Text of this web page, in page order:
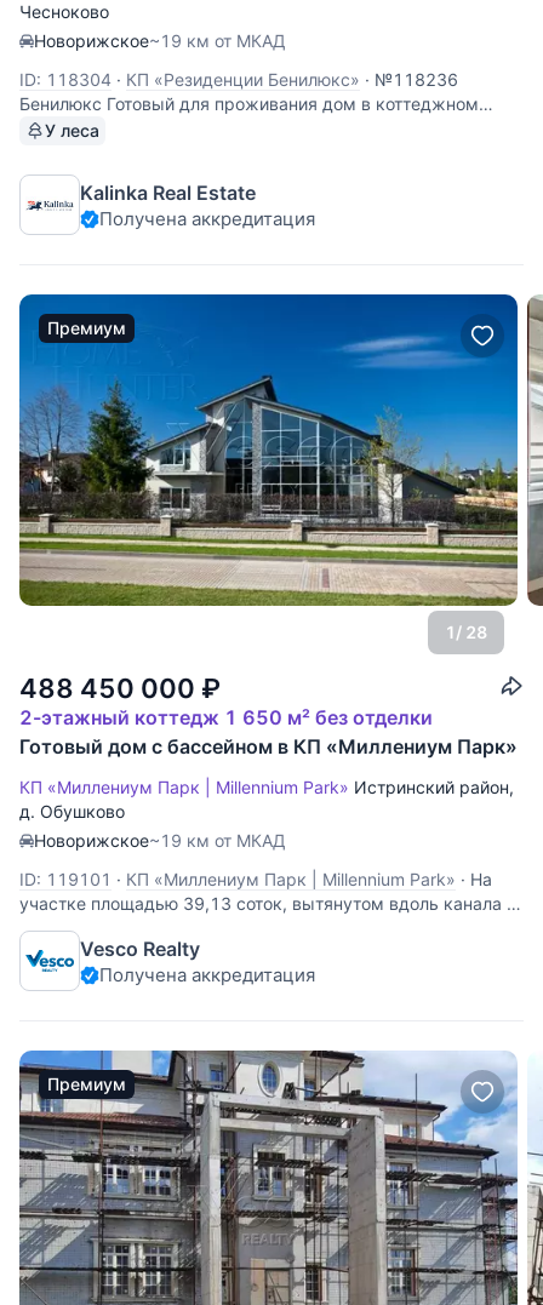
Чесноково
Новорижское~19 км от МКАД
ID: 118304 · КП «Резиденции Бенилюкс» · №118236
Бенилюкс Готовый для проживания дом в коттеджном
поселке "Бенилюкс". Планировка: Цоколь: бильярдная,
постирочная, кладовая, котельная, сушильная комната; 1
этаж: холл, с/у, спальня с с/у,
У леса
Kalinka Real Estate
Получена аккредитация
Премиум
1/ 28
488 450 000 ₽
2-этажный коттедж 1 650 м² без отделки
Готовый дом с бассейном в КП «Миллениум Парк»
КП «Миллениум Парк | Millennium Park» Истринский район,
д. Обушково
Новорижское~19 км от МКАД
ID: 119101 · КП «Миллениум Парк | Millennium Park» · На
участке площадью 39,13 соток, вытянутом вдоль канала с
красивой прогулочной зоной, построены особняк в
скандинавском стиле, spa-комплекс с гостевым домом,
теплая беседка с барбекю, гараж и хозяйственный блок.
Vesco Realty
Получена аккредитация
Премиум